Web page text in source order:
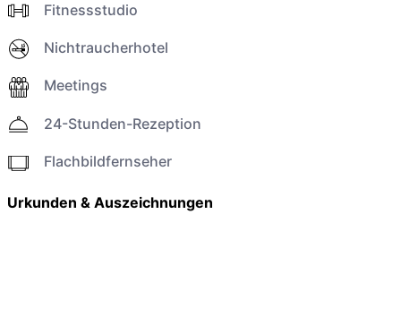
Fitnessstudio
Nichtraucherhotel
Meetings
24-Stunden-Rezeption
Flachbildfernseher
Urkunden & Auszeichnungen